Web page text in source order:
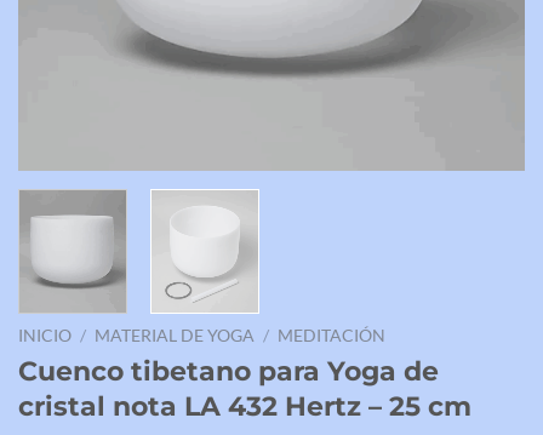
INICIO / MATERIAL DE YOGA / MEDITACIÓN
Cuenco tibetano para Yoga de
cristal nota LA 432 Hertz – 25 cm